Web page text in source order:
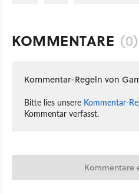
KOMMENTARE (0)
Kommentar-Regeln von
Bitte lies unsere Kommentar-
Kommentar verfasst.
Kommentare